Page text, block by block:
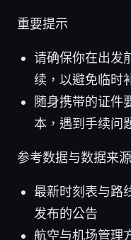
重要提示
请确保你在出发
续，以避免临时
随身携带的证件
本，遇到手续问
参考数据与数据来源
最新时刻表与路
发布的公告
航空与机场管理